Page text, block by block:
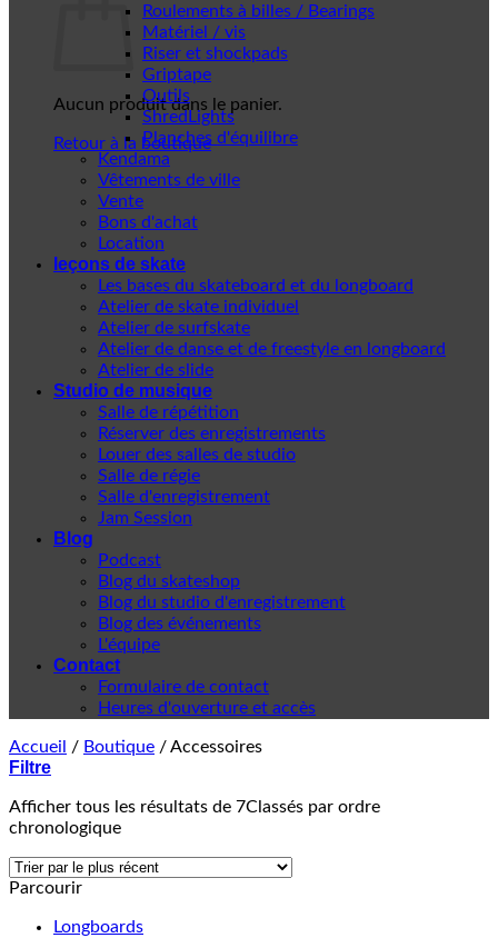
Aucun produit dans le panier.
Retour à la boutique
Roulements à billes / Bearings
Matériel / vis
Riser et shockpads
Griptape
Outils
ShredLights
Planches d'équilibre
Kendama
Vêtements de ville
Vente
Bons d'achat
Location
leçons de skate
Les bases du skateboard et du longboard
Atelier de skate individuel
Atelier de surfskate
Atelier de danse et de freestyle en longboard
Atelier de slide
Studio de musique
Salle de répétition
Réserver des enregistrements
Louer des salles de studio
Salle de régie
Salle d'enregistrement
Jam Session
Blog
Podcast
Blog du skateshop
Blog du studio d'enregistrement
Blog des événements
L'équipe
Contact
Formulaire de contact
Heures d'ouverture et accès
Accueil / Boutique /Accessoires
Filtre
Afficher tous les résultats de 7Classés par ordre
chronologique
Parcourir
Longboards